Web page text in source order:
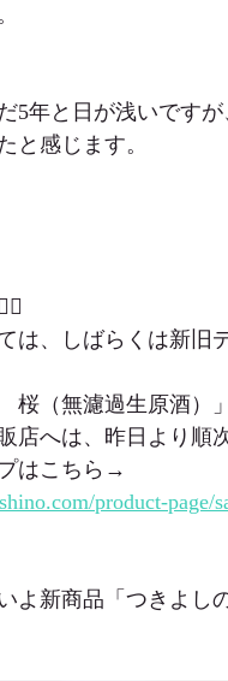
5年と日が浅いです
と感じます。
は、しばらくは新旧
桜（無濾過生原酒）
店へは、昨日より順
はこちら→
product-page/
よ新商品「つきよし